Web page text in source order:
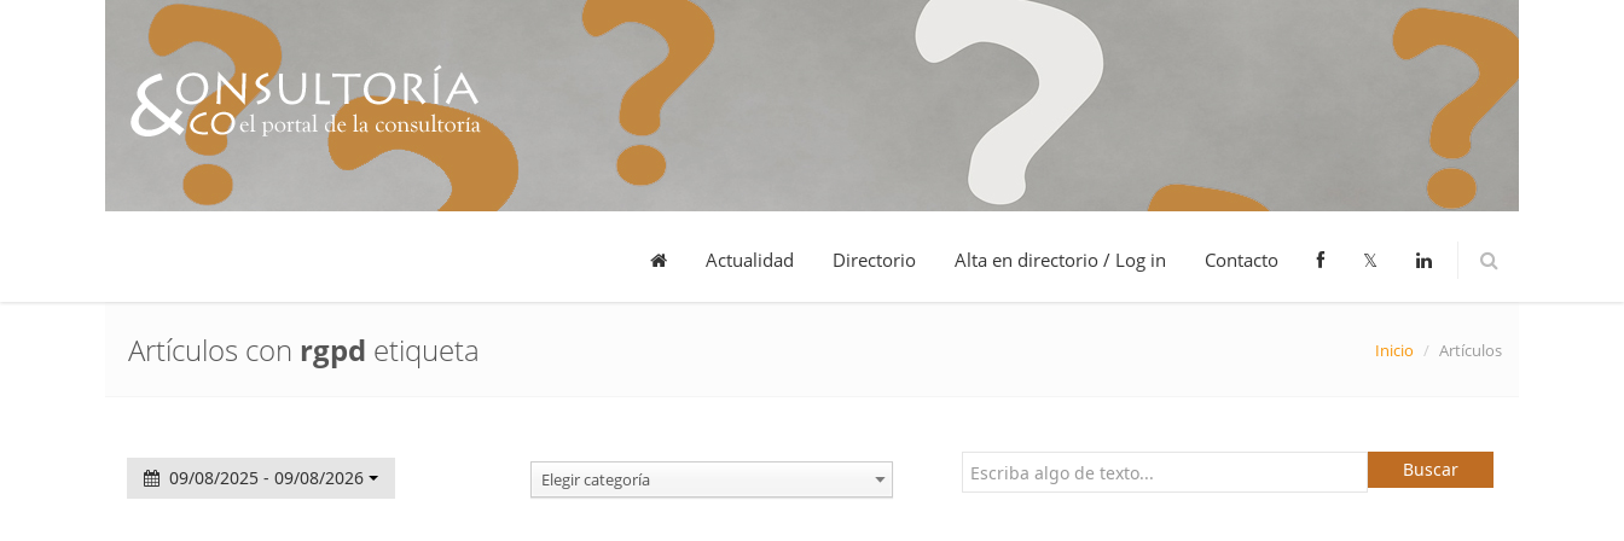
Actualidad Directorio Alta en directorio / Log in Contacto 𝕏
Artículos con rgpd etiqueta Inicio / Artículos
09/08/2025 - 09/08/2026 Elegir categoría Buscar